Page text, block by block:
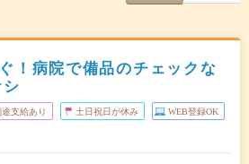
！病院で備品のチェックな
支給あり 土日祝日が休み WEB登録OK